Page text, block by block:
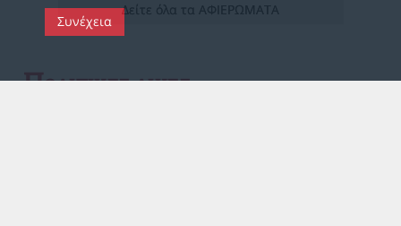
Δείτε όλα τα ΑΦΙΕΡΩΜΑΤΑ
ΠΟΛΙΤΙΚΕΣ ΔΙΚΕΣ
Συνέχεια